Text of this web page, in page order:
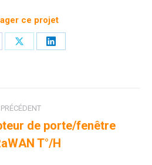
ce projet
PartagerPartager
PRÉCÉDENT
Onglet
précédent
de porte/fenêtre
T°/H